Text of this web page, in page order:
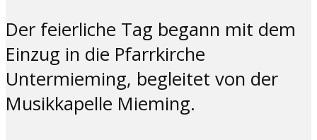
Der feierliche Tag begann mit dem
Einzug in die Pfarrkirche
Untermieming, begleitet von der
Musikkapelle Mieming.